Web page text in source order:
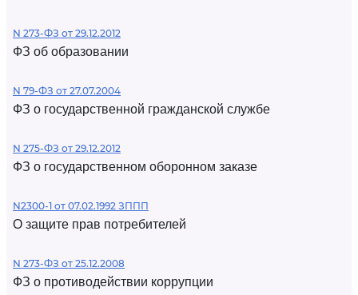
N 273-ФЗ от 29.12.2012
ФЗ об образовании
N 79-ФЗ от 27.07.2004
ФЗ о государственной гражданской службе
N 275-ФЗ от 29.12.2012
ФЗ о государственном оборонном заказе
N2300-1 от 07.02.1992 ЗППП
О защите прав потребителей
N 273-ФЗ от 25.12.2008
ФЗ о противодействии коррупции